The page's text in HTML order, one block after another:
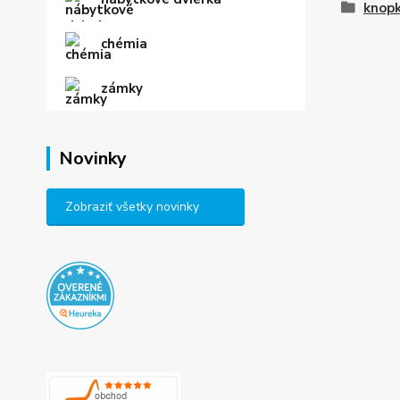
chémia
zámky
Novinky
Zobraziť všetky novinky